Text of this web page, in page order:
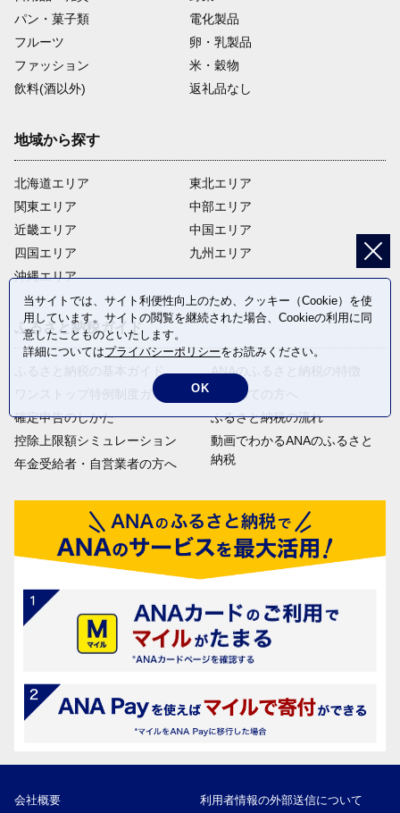
パン・菓子類
電化製品
フルーツ
卵・乳製品
ファッション
米・穀物
飲料(酒以外)
返礼品なし
地域から探す
北海道エリア
関東エリア
近畿エリア
四国エリア
沖縄エリア
東北エリア
中部エリア
中国エリア
九州エリア
ふるさと納税ガイド
ふるさと納税の基本ガイド
ワンストップ特例制度ガイド
確定申告のしかた
控除上限額シミュレーション
年金受給者・自営業者の方へ
ANAのふるさと納税の特徴
はじめての方へ
ふるさと納税の流れ
動画でわかるANAのふるさと
納税
会社概要 利用者情報の外部送信について
当サイトでは、サイト利便性向上のため、クッキー（Cookie）を使
用しています。サイトの閲覧を継続された場合、Cookieの利用に同
意したことものといたします。
詳細についてはプライバシーポリシーをお読みください。
OK